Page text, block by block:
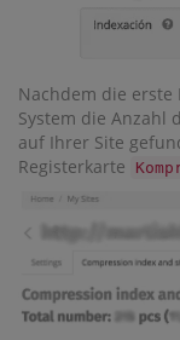
Nachdem die erste
System die Anzahl
auf Ihrer Site
Registerkarte